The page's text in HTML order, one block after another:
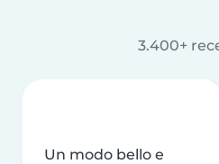
3.400+
Un modo bello e